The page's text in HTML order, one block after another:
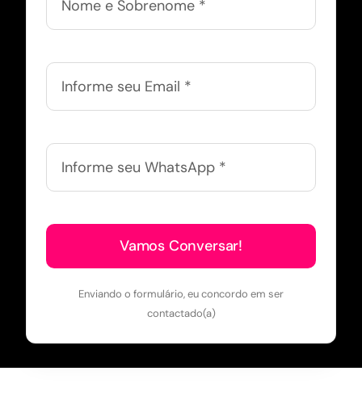
Vamos Conversar!
Enviando o formulário, eu concordo em ser
contactado(a)